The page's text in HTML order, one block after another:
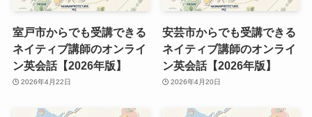
室戸市からでも受講できる
ネイティブ講師のオンライ
ン英会話【2026年版】
2026年4月22日
安芸市からでも受講できる
ネイティブ講師のオンライ
ン英会話【2026年版】
2026年4月20日